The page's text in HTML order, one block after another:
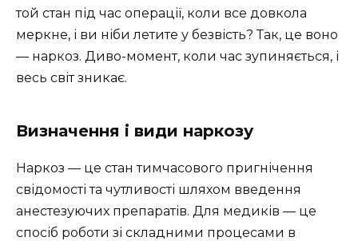
той стан під час операції, коли все довкола
меркне, і ви ніби летите у безвість? Так, це воно
— наркоз. Диво-момент, коли час зупиняється, і
весь світ зникає.
Визначення і види наркозу
Наркоз — це стан тимчасового пригнічення
свідомості та чутливості шляхом введення
анестезуючих препаратів. Для медиків — це
спосіб роботи зі складними процесами в